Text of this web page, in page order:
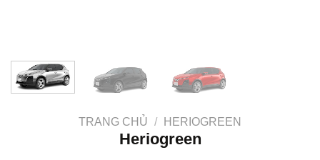
TRANG CHỦ / HERIOGREEN
Heriogreen